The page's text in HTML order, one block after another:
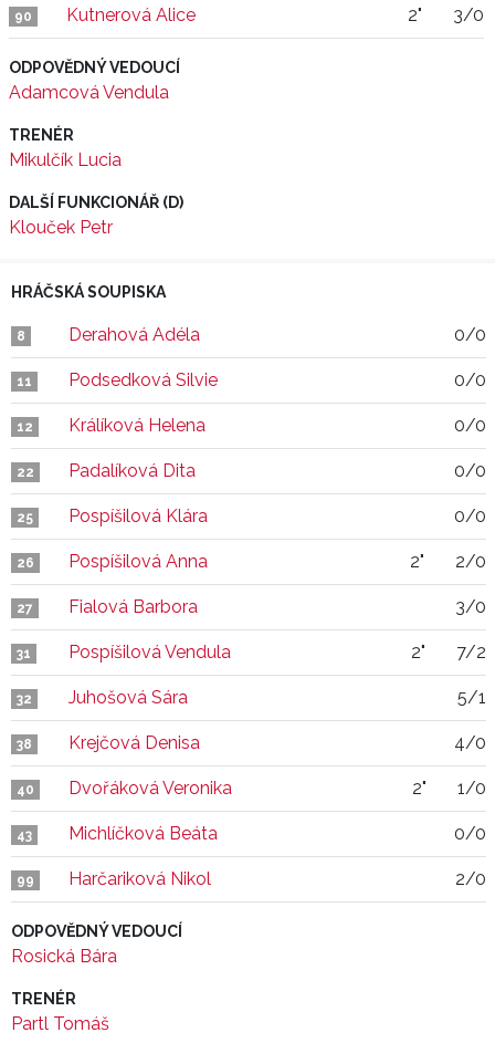
90 Kutnerová Alice 2" 3/0
ODPOVĚDNÝ VEDOUCÍ
Adamcová Vendula
TRENÉR
Mikulčík Lucia
DALŠÍ FUNKCIONÁŘ (D)
Klouček Petr
HRÁČSKÁ SOUPISKA
8 Derahová Adéla 0/0
11 Podsedková Silvie 0/0
12 Králíková Helena 0/0
22 Padalíková Dita 0/0
25 Pospíšilová Klára 0/0
26 Pospíšilová Anna 2" 2/0
27 Fialová Barbora 3/0
31 Pospíšilová Vendula 2" 7/2
32 Juhošová Sára 5/1
38 Krejčová Denisa 4/0
40 Dvořáková Veronika 2" 1/0
43 Michlíčková Beáta 0/0
99 Harčariková Nikol 2/0
ODPOVĚDNÝ VEDOUCÍ
Rosická Bára
TRENÉR
Partl Tomáš